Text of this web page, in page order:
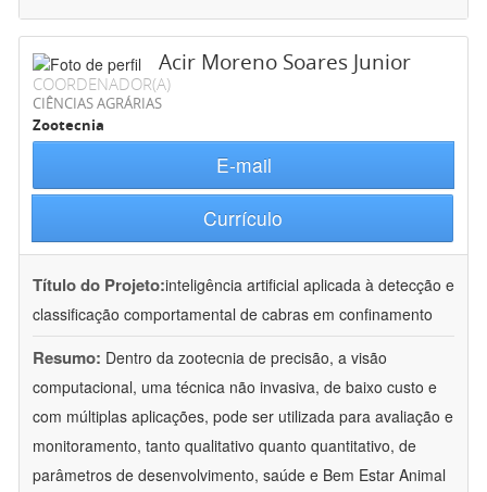
Acir Moreno Soares Junior
COORDENADOR(A)
CIÊNCIAS AGRÁRIAS
Zootecnia
E-mail
Currículo
Título do Projeto:inteligência artificial aplicada à detecção e
classificação comportamental de cabras em confinamento
Resumo: Dentro da zootecnia de precisão, a visão
computacional, uma técnica não invasiva, de baixo custo e
com múltiplas aplicações, pode ser utilizada para avaliação e
monitoramento, tanto qualitativo quanto quantitativo, de
parâmetros de desenvolvimento, saúde e Bem Estar Animal